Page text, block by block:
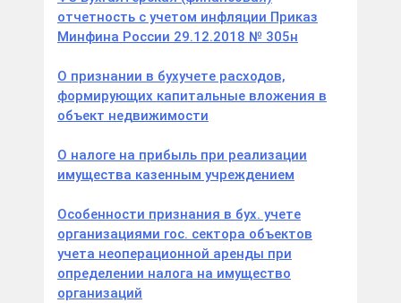
отчетность с учетом инфляции Приказ
Минфина России 29.12.2018 № 305н
О признании в бухучете расходов,
формирующих капитальные вложения в
объект недвижимости
О налоге на прибыль при реализации
имущества казенным учреждением
Особенности признания в бух. учете
организациями гос. сектора объектов
учета неоперационной аренды при
определении налога на имущество
организаций